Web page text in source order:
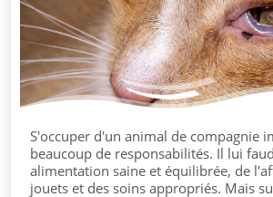
S'occuper d'un animal de compagnie
beaucoup de responsabilités. Il lui
alimentation saine et équilibrée, de
jouets et des soins appropriés. Mais